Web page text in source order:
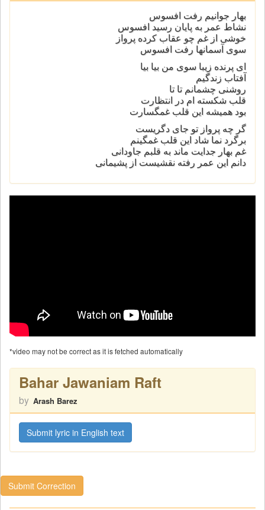
بهار جوانیم رفت افسوس
نشاط عمر به پایان رسید افسوس
خوشی از غم چو عقاب کرده پرواز
سوی آسمانها رفت افسوس
ای پرنده زیبا سوی من بیا بیا
آفتاب زندگیم
روشنی چشمانم تا تا
قلب شکسته ام در انتظارت
بود همیشه این قلب غمگسارت
گر چه پرواز تو جای دگریست
برگرد نما شاد این قلب غمگینم
غم بهار جدایت ماند به قلبم جاودانی
دانم این عمر رفته نقشیست از پشیمانی
*video may not be correct as it is fetched automatically
Bahar Jawaniam Raft
by Arash Barez
Submit lyric in English text
Submit Correction